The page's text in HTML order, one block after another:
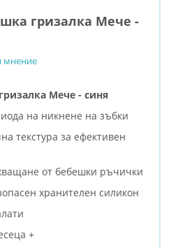
гризалка Мече -
мнение
Мече - синя
на никнене на зъбки
текстура за ефективен
от бебешки ръчички
хранителен силикон
+